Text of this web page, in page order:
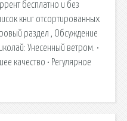
бесплатно и без
книг отсортированных
раздел , Обсуждение
Унесенный ветром. •
качество • Регулярное